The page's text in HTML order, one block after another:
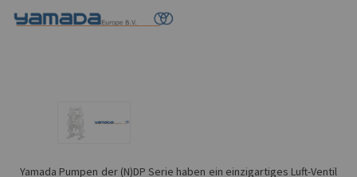
Yamada Pumpen der (N)DP Serie haben ein einzigartiges Luft-Ventil